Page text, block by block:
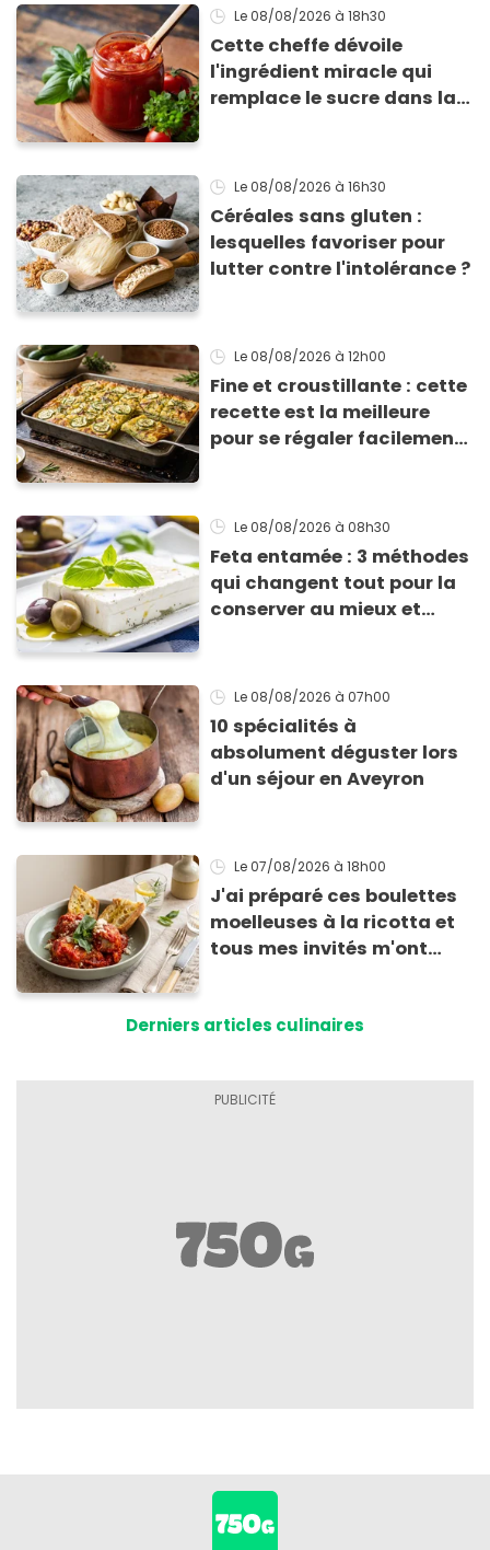
Le 08/08/2026 à 18h30
Cette cheffe dévoile
l'ingrédient miracle qui
remplace le sucre dans la
Le 08/08/2026 à 16h30
Céréales sans gluten :
lesquelles favoriser pour
lutter contre l'intolérance ?
Le 08/08/2026 à 12h00
Fine et croustillante : cette
recette est la meilleure
pour se régaler facilement
Le 08/08/2026 à 08h30
Feta entamée : 3 méthodes
qui changent tout pour la
conserver au mieux et
Le 08/08/2026 à 07h00
10 spécialités à
absolument déguster lors
d'un séjour en Aveyron
Le 07/08/2026 à 18h00
J'ai préparé ces boulettes
moelleuses à la ricotta et
tous mes invités m'ont
Derniers articles culinaires